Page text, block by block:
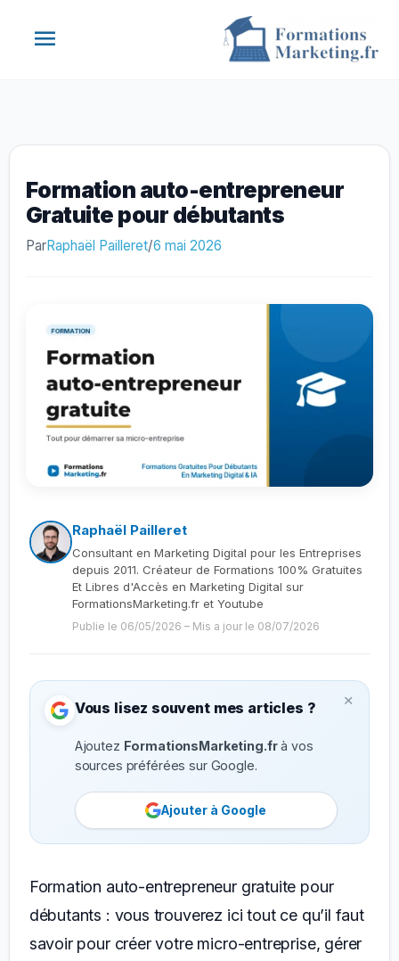
Menu
Formation auto-entrepreneur
Gratuite pour débutants
ParRaphaël Pailleret/6 mai 2026
Raphaël Pailleret
Consultant en Marketing Digital pour les Entreprises
depuis 2011. Créateur de Formations 100% Gratuites
Et Libres d'Accès en Marketing Digital sur
FormationsMarketing.fr et Youtube
Publie le 06/05/2026 – Mis a jour le 08/07/2026
×
Vous lisez souvent mes articles ?
Ajoutez FormationsMarketing.frà vos
sources préférées sur Google.
Ajouter à Google
Formation auto-entrepreneur gratuite pour
débutants : vous trouverez ici tout ce qu’il faut
savoir pour créer votre micro-entreprise, gérer